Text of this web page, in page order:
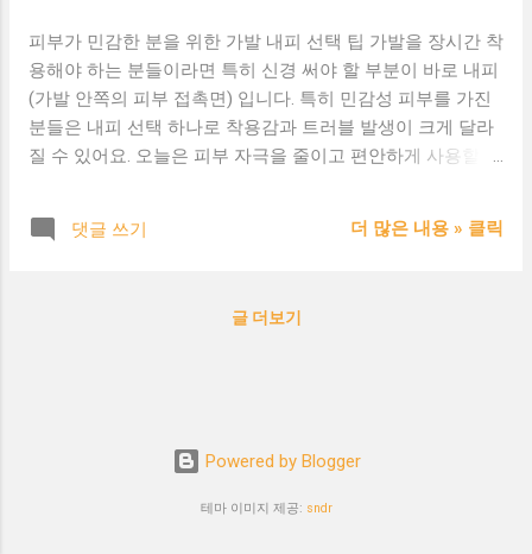
피부가 민감한 분을 위한 가발 내피 선택 팁 가발을 장시간 착
용해야 하는 분들이라면 특히 신경 써야 할 부분이 바로 내피
(가발 안쪽의 피부 접촉면) 입니다. 특히 민감성 피부를 가진
분들은 내피 선택 하나로 착용감과 트러블 발생이 크게 달라
질 수 있어요. 오늘은 피부 자극을 줄이고 편안하게 사용할 수
때문에, 통기성이 좋은 망사형 또는 에어홀 구조의 내피가 적
려하세요 알레르기 반응이 걱정된다면 무자극 테스트를 통과
이 생길 수 있어요. 부분 실리콘 처리된 내피 나 땀 배출 기능
댓글 쓰기 더 많은 내용 » 클릭
글 더보기
Powered by Blogger
테마 이미지 제공: sndr